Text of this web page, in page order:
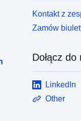
Kontakt z
Zamów
Dołącz do
LinkedIn
Other